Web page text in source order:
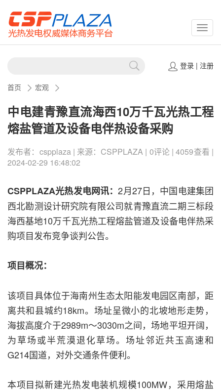
登录| 注册
首页 宏观
中电建青豫直流海西10万千瓦光热工程
熔盐管道及设备电伴热设备采购
发布者：cspplaza | 来源：CSPPLAZA | 0评论 | 4059查看 |
2024-02-29 16:48:02
CSPPLAZA光热发电网讯：2月27日，中国电建集团
西北勘测设计研究院有限公司就青豫直流二期三标段
海西基地10万千瓦光热工程熔盐管道及设备电伴热采
购项目发布竞争谈判公告。
项目概况：
该项目具体位于海南州生态太阳能发电园区南部，距
离共和县城约18km。场址呈微小的北坡地形走势，
海拔高度介于2989m～3030m之间，场地平坦开阔，
为草场或半荒漠退化草场。场址邻近共玉高速和
G214国道，对外交通条件便利。
本项目拟新建光热发电装机规模100MW，采用熔盐